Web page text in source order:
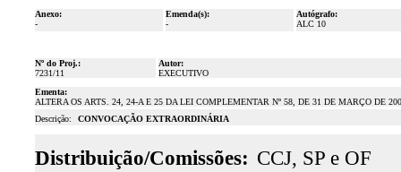
Anexo:
-
Emenda(s):
-
Autógrafo:
ALC 10
Nº do Proj.:
7231/11
Autor:
EXECUTIVO
Ementa:
ALTERA OS ARTS. 24, 24-A E 25 DA LEI COMPLEMENTAR Nº 58, DE 31 DE MARÇO DE
Descrição:
CONVOCAÇÃO EXTRAORDINÁRIA
Distribuição/Comissões: CCJ, SP e OF